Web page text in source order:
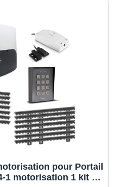
pour Portail
1 motorisation 1 kit de